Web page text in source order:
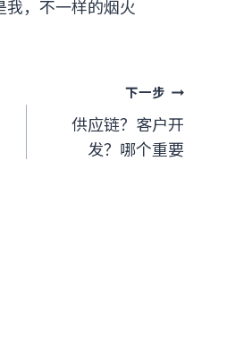
我，不一样的烟火
下一步
供应链？客户开
发？哪个重要